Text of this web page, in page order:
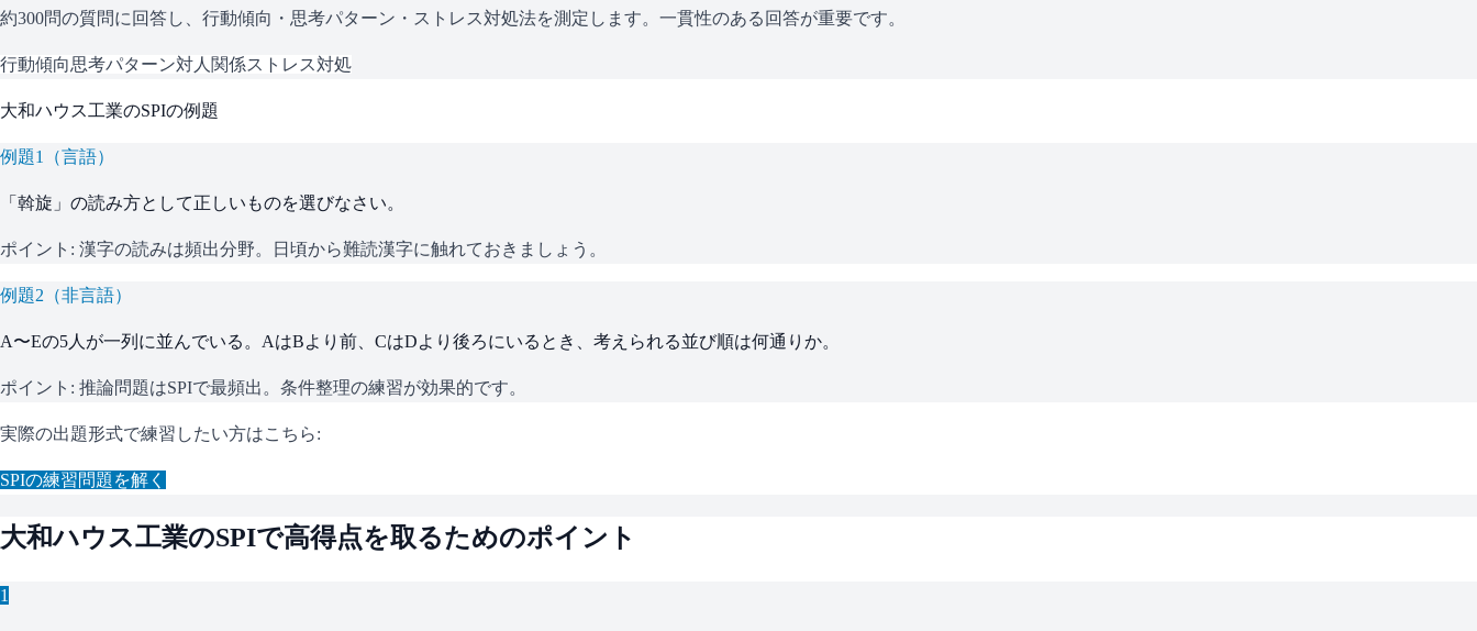
約300問の質問に回答し、行動傾向・思考パターン・ストレス対処法を測定します。一貫性のある回答が重要です。
行動傾向思考パターン対人関係ストレス対処
大和ハウス工業のSPIの例題
例題1 （言語）
「斡旋」の読み方として正しいものを選びなさい。
ポイント: 漢字の読みは頻出分野。日頃から難読漢字に触れておきましょう。
例題2 （非言語）
A〜Eの5人が一列に並んでいる。AはBより前、CはDより後ろにいるとき、考えられる並び順は何通りか。
ポイント: 推論問題はSPIで最頻出。条件整理の練習が効果的です。
実際の出題形式で練習したい方はこちら:
SPIの練習問題を解く
大和ハウス工業のSPIで高得点を取るためのポイント
1